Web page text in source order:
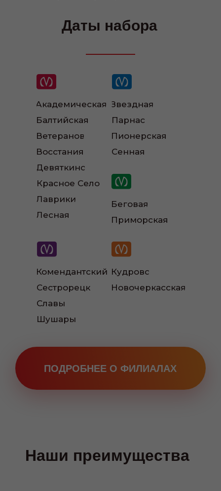
Даты набора
Академическая
Балтийская
Ветеранов
Восстания
Девяткино
Лаврики
Лесная
Звездная
Пионерская
Парнас
Сенная
Беговая
Приморская
Славы
Сестрорецк
Шушары
Кудрово
Новочеркасская
Комендантский
Красное Село
Наш автопарк